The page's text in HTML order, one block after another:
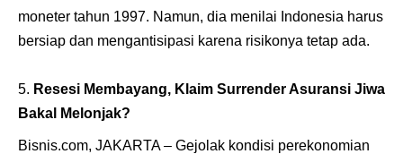
moneter tahun 1997. Namun, dia menilai Indonesia harus
bersiap dan mengantisipasi karena risikonya tetap ada.
Resesi Membayang, Klaim Surrender Asuransi Jiwa
Bakal Melonjak?
Bisnis.com, JAKARTA – Gejolak kondisi perekonomian